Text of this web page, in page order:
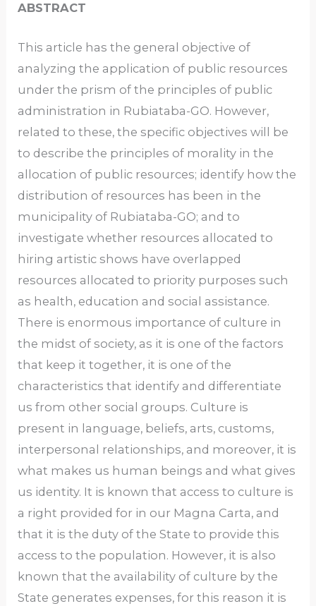
ABSTRACT
This article has the general objective of
analyzing the application of public resources
under the prism of the principles of public
administration in Rubiataba-GO. However,
related to these, the specific objectives will be
to describe the principles of morality in the
allocation of public resources; identify how the
distribution of resources has been in the
municipality of Rubiataba-GO; and to
investigate whether resources allocated to
hiring artistic shows have overlapped
resources allocated to priority purposes such
as health, education and social assistance.
There is enormous importance of culture in
the midst of society, as it is one of the factors
that keep it together, it is one of the
characteristics that identify and differentiate
us from other social groups. Culture is
present in language, beliefs, arts, customs,
interpersonal relationships, and moreover, it is
what makes us human beings and what gives
us identity. It is known that access to culture is
a right provided for in our Magna Carta, and
that it is the duty of the State to provide this
access to the population. However, it is also
known that the availability of culture by the
State generates expenses, for this reason it is